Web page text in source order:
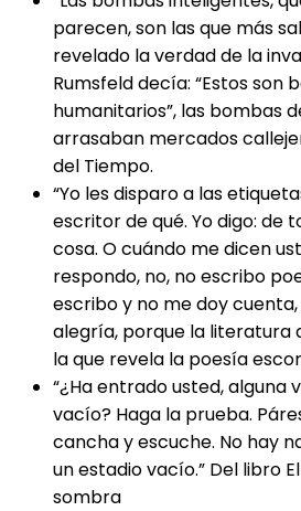
parecen, son las que más
revelado la verdad de la
Rumsfeld decía: “Estos son
humanitarios”, las bombas
arrasaban mercados
del Tiempo.
“Yo les disparo a las
escritor de qué. Yo digo: de
cosa. O cuándo me dicen
respondo, no, no escribo
escribo y no me doy
alegría, porque la literatura
la que revela la poesía
“¿Ha entrado usted, alguna
vacío? Haga la prueba.
cancha y escuche. No hay
un estadio vacío.” Del libro
sombra